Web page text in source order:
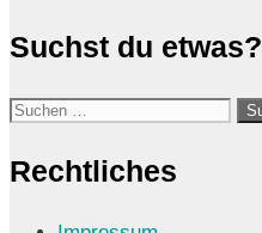
Suchst du etwas?
Suchen
Rechtliches